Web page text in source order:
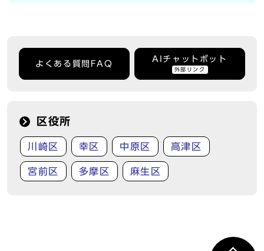
よくある質問FAQ
AIチャットボット
外部リンク
区役所
川崎区 幸区 中原区 高津区
宮前区 多摩区 麻生区